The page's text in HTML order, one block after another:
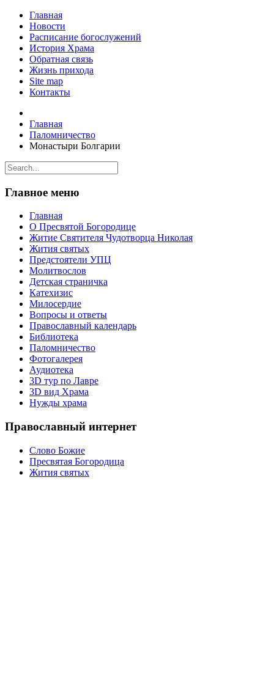
Главная
Новости
Расписание богослужений
История Храма
Обратная связь
Жизнь прихода
Site map
Контакты
Главная
Паломничество
Монастыри Болгарии
Главное меню
Главная
О Пресвятой Богородице
Житие Святителя Чудотворца Николая
Жития святых
Предстоятели УПЦ
Молитвослов
Детская страничка
Катехизис
Милосердие
Вопросы и ответы
Православный календарь
Библиотека
Паломничество
Фотогалерея
Аудиотека
3D тур по Лавре
3D вид Храма
Нужды храма
Православный интернет
Слово Божие
Пресвятая Богородица
Жития святых